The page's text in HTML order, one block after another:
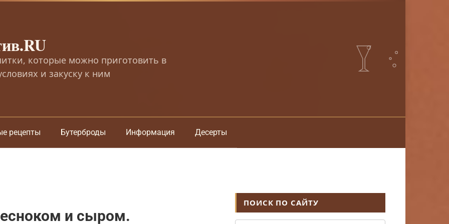
которые можно приготовить в
и закуску к ним
рецепты Бутерброды Информация Десерты
и сыром.
ПОИСК ПО САЙТУ